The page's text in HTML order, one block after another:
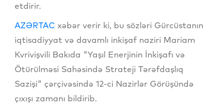
etdirir.
AZƏRTAC xəbər verir ki, bu sözləri Gürcüstanın
iqtisadiyyat və davamlı inkişaf naziri Mariam
Kvrivişvili Bakıda "Yaşıl Enerjinin İnkişafı və
Ötürülməsi Sahəsində Strateji Tərəfdaşlıq
Sazişi" çərçivəsində 12-ci Nazirlər Görüşündə
çıxışı zamanı bildirib.